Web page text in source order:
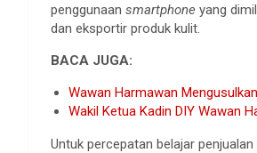
penggunaan smartphone yang
dan eksportir produk kulit.
BACA JUGA:
Wawan Harmawan
Wakil Ketua Kadin DIY Wawan
Untuk percepatan belajar